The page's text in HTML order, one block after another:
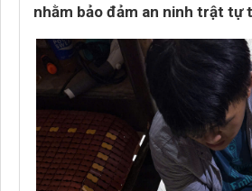
nhằm bảo đảm an ninh trật tự